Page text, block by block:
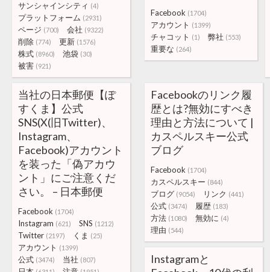
サンシャインシティ (4)
プラットフォーム (2931)
ページ (700) 会社 (9322)
削除 (774) 更新 (1576)
株式 (8960) 池袋 (30)
被害 (921)
Facebook (1704)
アカウント (1399)
チャコット (1) 弊社 (553)
重要な (264)
当社の日本郵便【ぽ
すくま】公式
SNS(X(旧Twitter)、
Instagram、
Facebook)アカウント
を装った「偽アカウ
ント」にご注意くだ
さい。 – 日本郵便
Facebook (1704)
Instagram (621) SNS (1212)
Twitter (2197) くま (25)
アカウント (1399)
公式 (3474) 当社 (807)
Facebookのリンク履
歴とは?無効にすべき
理由と方法について |
カスペルスキー公式
ブログ
Facebook (1704)
カスペルスキー (844)
ブログ (9054) リンク (441)
公式 (3474) 履歴 (183)
方法 (1080) 無効に (4)
理由 (544)
Instagramと